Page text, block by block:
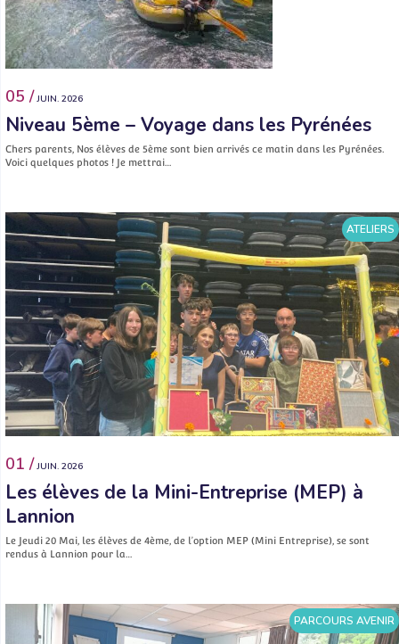
05 / JUIN. 2026
Niveau 5ème – Voyage dans les Pyrénées
Chers parents, Nos élèves de 5ème sont bien arrivés ce matin dans les Pyrénées.
Voici quelques photos ! Je mettrai…
ATELIERS
01 / JUIN. 2026
Les élèves de la Mini-Entreprise (MEP) à
Lannion
Le Jeudi 20 Mai, les élèves de 4ème, de l’option MEP (Mini Entreprise), se sont
rendus à Lannion pour la…
PARCOURS AVENIR